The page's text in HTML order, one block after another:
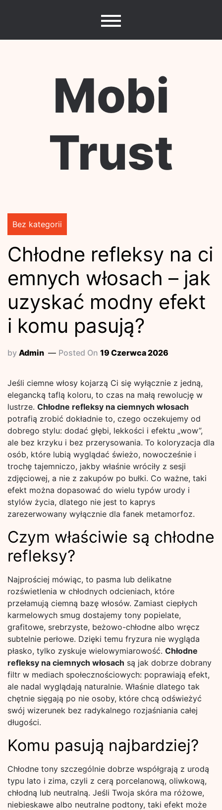
Mobi
Trust
Bez kategorii
Chłodne refleksy na ci
emnych włosach – jak
uzyskać modny efekt
i komu pasują?
by Admin Posted On 19 Czerwca 2026
Jeśli ciemne włosy kojarzą Ci się wyłącznie z jedną,
elegancką taflą koloru, to czas na małą rewolucję w
lustrze. Chłodne refleksy na ciemnych włosach
potrafią zrobić dokładnie to, czego oczekujemy od
dobrego stylu: dodać głębi, lekkości i efektu „wow”,
ale bez krzyku i bez przerysowania. To koloryzacja dla
osób, które lubią wyglądać świeżo, nowocześnie i
trochę tajemniczo, jakby właśnie wróciły z sesji
zdjęciowej, a nie z zakupów po bułki. Co ważne, taki
efekt można dopasować do wielu typów urody i
stylów życia, dlatego nie jest to kaprys
zarezerwowany wyłącznie dla fanek metamorfoz.
Czym właściwie są chłodne
refleksy?
Najprościej mówiąc, to pasma lub delikatne
rozświetlenia w chłodnych odcieniach, które
przełamują ciemną bazę włosów. Zamiast ciepłych
karmelowych smug dostajemy tony popielate,
grafitowe, srebrzyste, beżowo-chłodne albo wręcz
subtelnie perłowe. Dzięki temu fryzura nie wygląda
płasko, tylko zyskuje wielowymiarowość. Chłodne
refleksy na ciemnych włosach są jak dobrze dobrany
filtr w mediach społecznościowych: poprawiają efekt,
ale nadal wyglądają naturalnie. Właśnie dlatego tak
chętnie sięgają po nie osoby, które chcą odświeżyć
swój wizerunek bez radykalnego rozjaśniania całej
długości.
Komu pasują najbardziej?
Chłodne tony szczególnie dobrze współgrają z urodą
typu lato i zima, czyli z cerą porcelanową, oliwkową,
chłodną lub neutralną. Jeśli Twoja skóra ma różowe,
niebieskawe albo neutralne podtony, taki efekt może